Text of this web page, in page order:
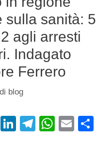
sulla sanità: 5
agli arresti
Indagato
Ferrero
di blog
T
Li
T
W E